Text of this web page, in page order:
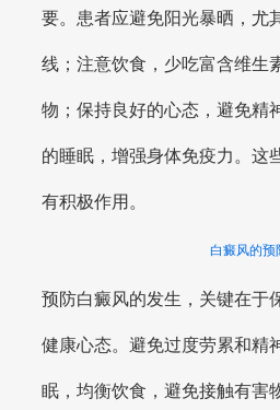
要。患者应避免阳光暴晒，尤
线；注意饮食，少吃富含维生
物；保持良好的心态，避免精
的睡眠，增强身体免疫力。这
有积极作用。
白癜风的预
预防白癜风的发生，关键在于
健康心态。避免过度劳累和精
眠，均衡饮食，避免接触有害